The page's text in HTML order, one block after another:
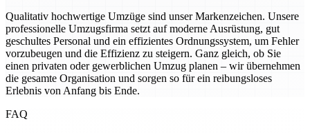
Qualitativ hochwertige Umzüge sind unser Markenzeichen. Unsere
professionelle Umzugsfirma setzt auf moderne Ausrüstung, gut
geschultes Personal und ein effizientes Ordnungssystem, um Fehler
vorzubeugen und die Effizienz zu steigern. Ganz gleich, ob Sie
einen privaten oder gewerblichen Umzug planen – wir übernehmen
die gesamte Organisation und sorgen so für ein reibungsloses
Erlebnis von Anfang bis Ende.
FAQ